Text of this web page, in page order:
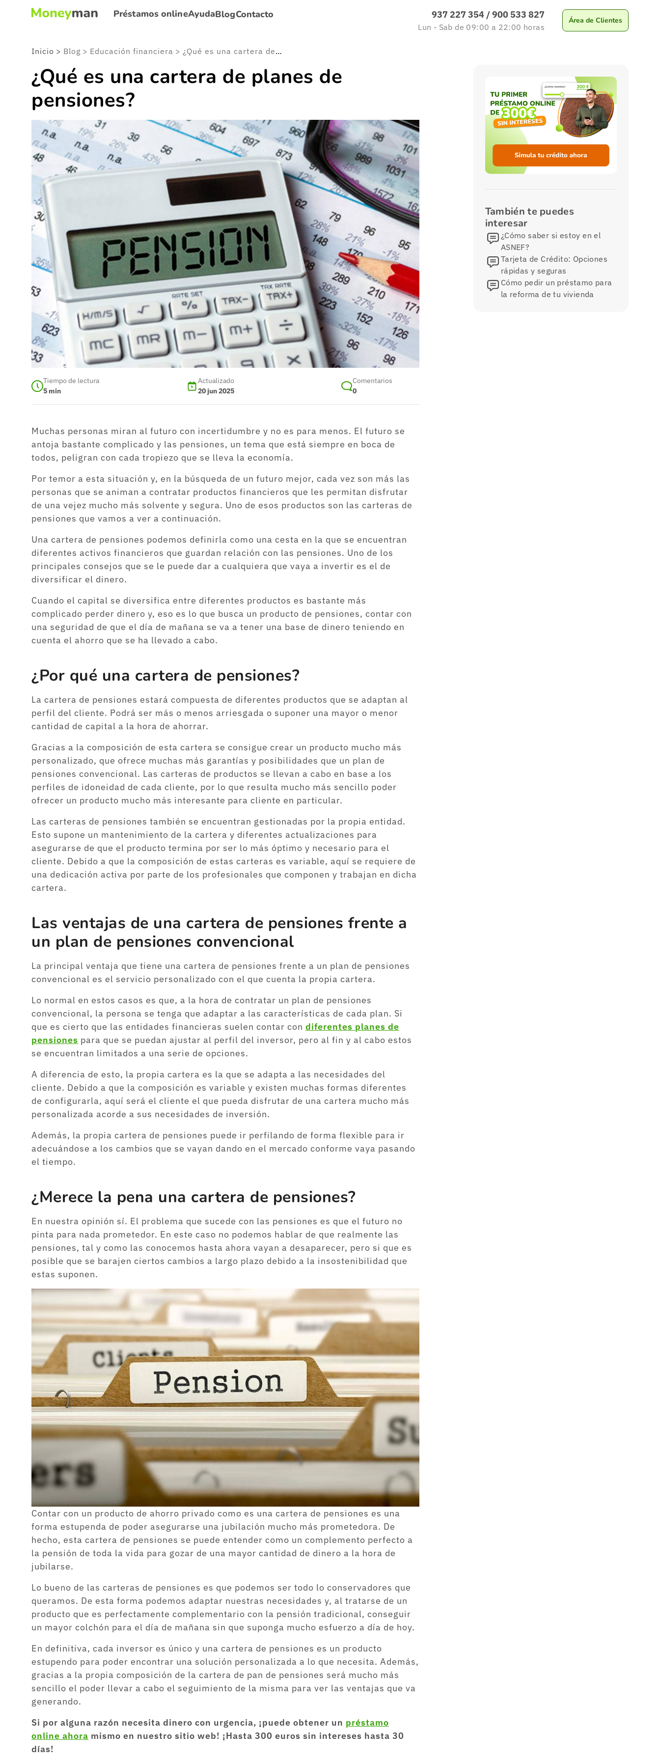
Préstamos onlineAyudaBlogContacto 937 227 354 /900 533 827
Lun - Sab de 09:00 a 22:00 horas
Área de Clientes
Inicio > Blog > Educación financiera > ¿Qué es una cartera de planes de pensiones?
¿Qué es una cartera de planes de
pensiones?
Tiempo de lectura
5 min
Actualizado
20 jun 2025
Comentarios
0
Muchas personas miran al futuro con incertidumbre y no es para menos. El futuro se
antoja bastante complicado y las pensiones, un tema que está siempre en boca de
todos, peligran con cada tropiezo que se lleva la economía.
Por temor a esta situación y, en la búsqueda de un futuro mejor, cada vez son más las
personas que se animan a contratar productos financieros que les permitan disfrutar
de una vejez mucho más solvente y segura. Uno de esos productos son las carteras de
pensiones que vamos a ver a continuación.
Una cartera de pensiones podemos definirla como una cesta en la que se encuentran
diferentes activos financieros que guardan relación con las pensiones. Uno de los
principales consejos que se le puede dar a cualquiera que vaya a invertir es el de
diversificar el dinero.
Cuando el capital se diversifica entre diferentes productos es bastante más
complicado perder dinero y, eso es lo que busca un producto de pensiones, contar con
una seguridad de que el día de mañana se va a tener una base de dinero teniendo en
cuenta el ahorro que se ha llevado a cabo.
¿Por qué una cartera de pensiones?
La cartera de pensiones estará compuesta de diferentes productos que se adaptan al
perfil del cliente. Podrá ser más o menos arriesgada o suponer una mayor o menor
cantidad de capital a la hora de ahorrar.
Gracias a la composición de esta cartera se consigue crear un producto mucho más
personalizado, que ofrece muchas más garantías y posibilidades que un plan de
pensiones convencional. Las carteras de productos se llevan a cabo en base a los
perfiles de idoneidad de cada cliente, por lo que resulta mucho más sencillo poder
ofrecer un producto mucho más interesante para cliente en particular.
Las carteras de pensiones también se encuentran gestionadas por la propia entidad.
Esto supone un mantenimiento de la cartera y diferentes actualizaciones para
asegurarse de que el producto termina por ser lo más óptimo y necesario para el
cliente. Debido a que la composición de estas carteras es variable, aquí se requiere de
una dedicación activa por parte de los profesionales que componen y trabajan en dicha
cartera.
Las ventajas de una cartera de pensiones frente a
un plan de pensiones convencional
La principal ventaja que tiene una cartera de pensiones frente a un plan de pensiones
convencional es el servicio personalizado con el que cuenta la propia cartera.
Lo normal en estos casos es que, a la hora de contratar un plan de pensiones
convencional, la persona se tenga que adaptar a las características de cada plan. Si
que es cierto que las entidades financieras suelen contar con diferentes planes de
pensiones para que se puedan ajustar al perfil del inversor, pero al fin y al cabo estos
se encuentran limitados a una serie de opciones.
A diferencia de esto, la propia cartera es la que se adapta a las necesidades del
cliente. Debido a que la composición es variable y existen muchas formas diferentes
de configurarla, aquí será el cliente el que pueda disfrutar de una cartera mucho más
personalizada acorde a sus necesidades de inversión.
Además, la propia cartera de pensiones puede ir perfilando de forma flexible para ir
adecuándose a los cambios que se vayan dando en el mercado conforme vaya pasando
el tiempo.
¿Merece la pena una cartera de pensiones?
En nuestra opinión sí. El problema que sucede con las pensiones es que el futuro no
pinta para nada prometedor. En este caso no podemos hablar de que realmente las
pensiones, tal y como las conocemos hasta ahora vayan a desaparecer, pero si que es
posible que se barajen ciertos cambios a largo plazo debido a la insostenibilidad que
estas suponen.
Contar con un producto de ahorro privado como es una cartera de pensiones es una
forma estupenda de poder asegurarse una jubilación mucho más prometedora. De
hecho, esta cartera de pensiones se puede entender como un complemento perfecto a
la pensión de toda la vida para gozar de una mayor cantidad de dinero a la hora de
jubilarse.
Lo bueno de las carteras de pensiones es que podemos ser todo lo conservadores que
queramos. De esta forma podemos adaptar nuestras necesidades y, al tratarse de un
producto que es perfectamente complementario con la pensión tradicional, conseguir
un mayor colchón para el día de mañana sin que suponga mucho esfuerzo a día de hoy.
En definitiva, cada inversor es único y una cartera de pensiones es un producto
estupendo para poder encontrar una solución personalizada a lo que necesita. Además,
gracias a la propia composición de la cartera de pan de pensiones será mucho más
sencillo el poder llevar a cabo el seguimiento de la misma para ver las ventajas que va
generando.
Si por alguna razón necesita dinero con urgencia, ¡puede obtener un préstamo
online ahora mismo en nuestro sitio web! ¡Hasta 300 euros sin intereses hasta 30
días!
También te puedes
interesar
¿Cómo saber si estoy en el
ASNEF?
Tarjeta de Crédito: Opciones
rápidas y seguras
Cómo pedir un préstamo para
la reforma de tu vivienda